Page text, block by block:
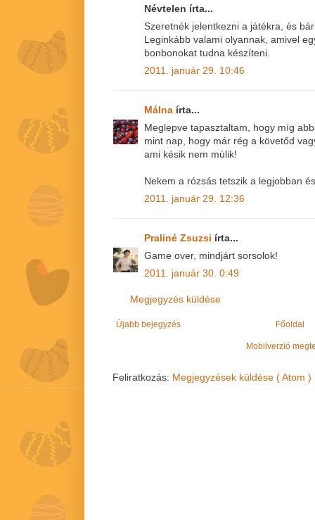
Névtelen írta...
Szeretnék jelentkezni a játékra, és
Leginkább valami olyannak, amivel
bonbonokat tudna készíteni.
2011. január 29. 10:46
Málna írta...
Meglepve tapasztaltam, hogy míg
mint nap, hogy már rég a követőd
ami késik nem múlik!
Nekem a rózsás tetszik a legjobban
2011. január 29. 12:36
Praliné Zsuzsi írta...
Game over, mindjárt sorsolok!
2011. január 30. 0:49
Megjegyzés küldése
Újabb bejegyzés Főoldal
Mobilverzió
Feliratkozás: Megjegyzések küldése ( Atom )